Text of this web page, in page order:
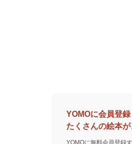
YOMOに会員登録
たくさんの絵本
YOMOに無料会員登録す